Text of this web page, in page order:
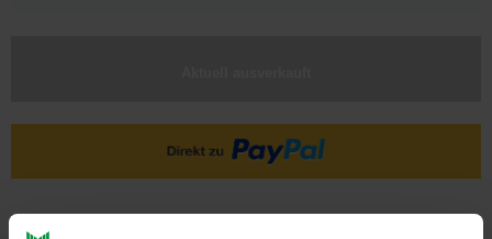
Ja, ich möchte ein Altgerät abgeben.